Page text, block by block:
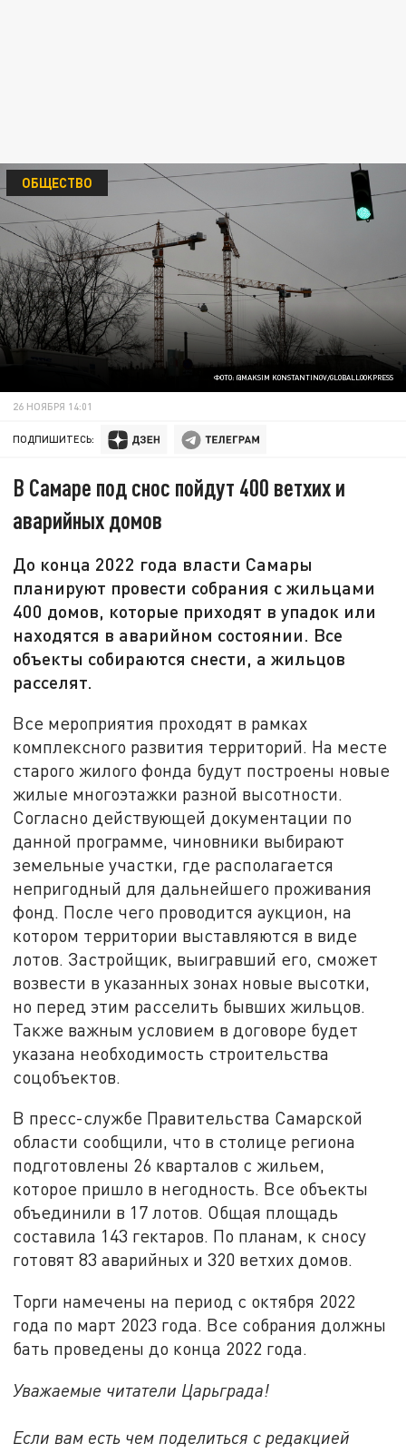
ФОТО: @MAKSIM KONSTANTINOV/GLOBALLOOKPRESS
ОБЩЕСТВО
26 НОЯБРЯ 14:01
ПОДПИШИТЕСЬ:
В Самаре под снос пойдут 400 ветхих и
аварийных домов
До конца 2022 года власти Самары
планируют провести собрания с жильцами
400 домов, которые приходят в упадок или
находятся в аварийном состоянии. Все
объекты собираются снести, а жильцов
расселят.
Все мероприятия проходят в рамках
комплексного развития территорий. На месте
старого жилого фонда будут построены новые
жилые многоэтажки разной высотности.
Согласно действующей документации по
данной программе, чиновники выбирают
земельные участки, где располагается
непригодный для дальнейшего проживания
фонд. После чего проводится аукцион, на
котором территории выставляются в виде
лотов. Застройщик, выигравший его, сможет
возвести в указанных зонах новые высотки,
но перед этим расселить бывших жильцов.
Также важным условием в договоре будет
указана необходимость строительства
соцобъектов.
В пресс-службе Правительства Самарской
области сообщили, что в столице региона
подготовлены 26 кварталов с жильем,
которое пришло в негодность. Все объекты
объединили в 17 лотов. Общая площадь
составила 143 гектаров. По планам, к сносу
готовят 83 аварийных и 320 ветхих домов.
Торги намечены на период с октября 2022
года по март 2023 года. Все собрания должны
бать проведены до конца 2022 года.
Уважаемые читатели Царьграда!
Если вам есть чем поделиться с редакцией